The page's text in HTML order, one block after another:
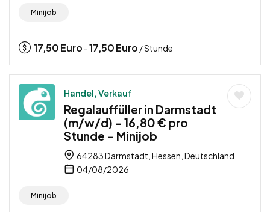
Minijob
17,50Euro -17,50Euro / Stunde
Handel, Verkauf
Regalauffüller in Darmstadt
(m/w/d) – 16,80 € pro
Stunde – Minijob
64283 Darmstadt, Hessen, Deutschland
04/08/2026
Minijob